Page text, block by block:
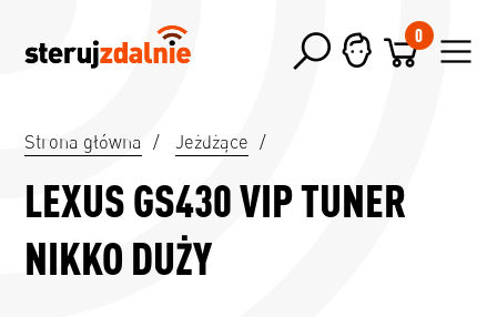
0
Strona główna / Jeżdżące /
LEXUS GS430 VIP TUNER
NIKKO DUŻY